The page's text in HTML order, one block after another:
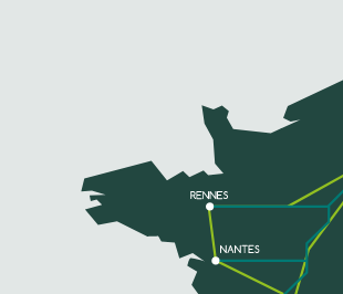
A la fois un musée et
d’animation, La
présente cet animal
et son histoire dans le
Seyne dont il a fait la
'Les animaux, la nuit',
MEER